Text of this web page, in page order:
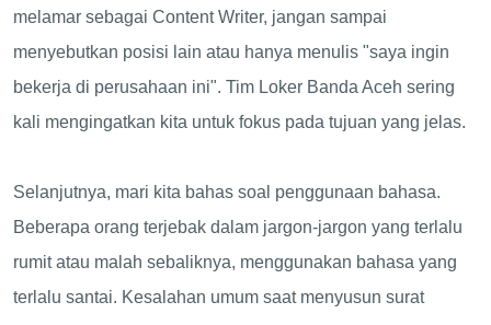
melamar sebagai Content Writer, jangan sampai
menyebutkan posisi lain atau hanya menulis "saya ingin
bekerja di perusahaan ini". Tim Loker Banda Aceh sering
kali mengingatkan kita untuk fokus pada tujuan yang jelas.
Selanjutnya, mari kita bahas soal penggunaan bahasa.
Beberapa orang terjebak dalam jargon-jargon yang terlalu
rumit atau malah sebaliknya, menggunakan bahasa yang
terlalu santai. Kesalahan umum saat menyusun surat